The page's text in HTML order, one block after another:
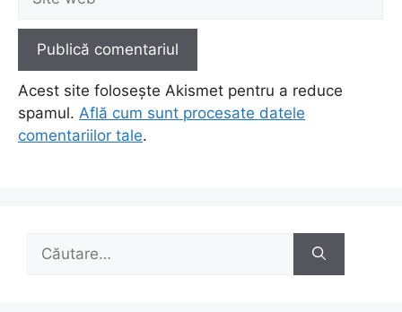
web
Acest site folosește Akismet pentru a reduce
spamul. Află cum sunt procesate datele
comentariilor tale.
după: